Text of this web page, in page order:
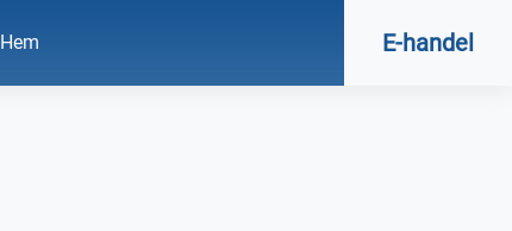
Hem E-handel